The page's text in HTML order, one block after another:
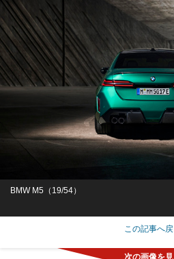
BMW M5（19/54）
この記事へ